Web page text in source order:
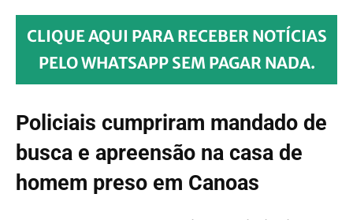
CLIQUE AQUI PARA RECEBER NOTÍCIAS
PELO WHATSAPP SEM PAGAR NADA.
Policiais cumpriram mandado de
busca e apreensão na casa de
homem preso em Canoas